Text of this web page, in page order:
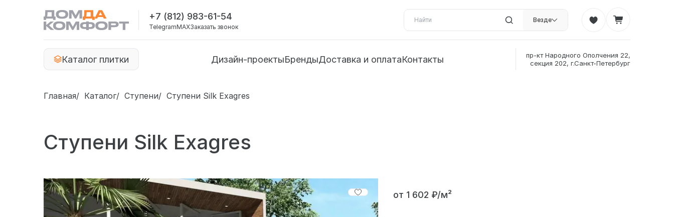
+7 (812) 983-61-54
TelegramMAXЗаказать звонок
Везде
Каталог плитки Дизайн-проектыБрендыДоставка и оплатаКонтакты
пр-кт Народного Ополчения 22,
секция 202, г.Санкт-Петербург
Главная Каталог Ступени Ступени Silk Exagres
Ступени Silk Exagres
от 1 602 ₽/м²